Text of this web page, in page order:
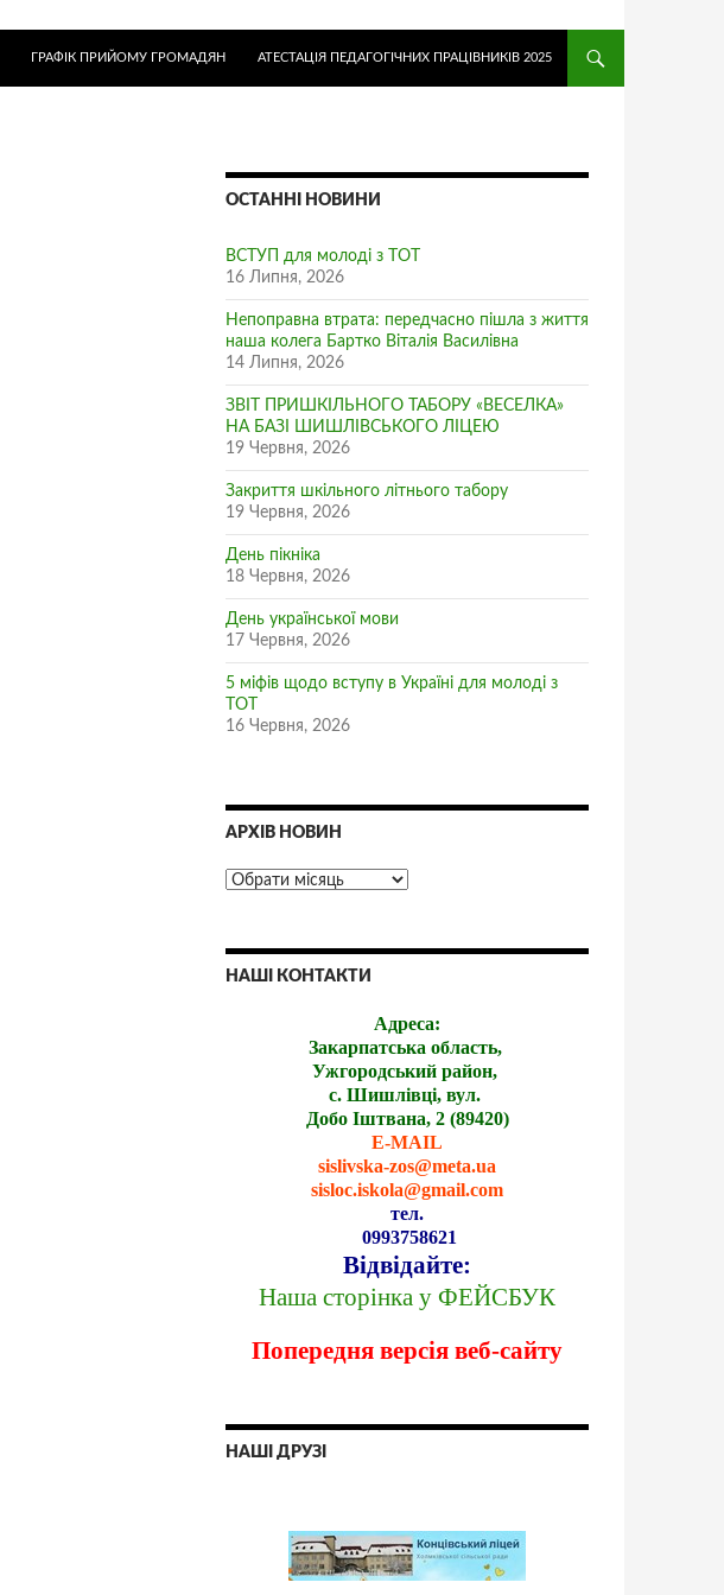
ГРАФІК ПРИЙОМУ ГРОМАДЯН АТЕСТАЦІЯ ПЕДАГОГІЧНИХ ПРАЦІВНИКІВ 2025
ОСТАННІ НОВИНИ
ВСТУП для молоді з ТОТ
16 Липня, 2026
Непоправна втрата: передчасно пішла з життя
наша колега Бартко Віталія Василівна
14 Липня, 2026
ЗВІТ ПРИШКІЛЬНОГО ТАБОРУ «ВЕСЕЛКА»
НА БАЗІ ШИШЛІВСЬКОГО ЛІЦЕЮ
19 Червня, 2026
Закриття шкільного літнього табору
19 Червня, 2026
День пікніка
18 Червня, 2026
День української мови
17 Червня, 2026
5 міфів щодо вступу в Україні для молоді з
ТОТ
16 Червня, 2026
АРХІВ НОВИН
НАШІ КОНТАКТИ
Адреса:
Закарпатська область,
Ужгородський район,
с. Шишлівці, вул.
Добо Іштвана, 2 (89420)
E-MAIL
sislivska-zos@meta.ua
sisloc.iskola@gmail.com
тел.
0993758621
Відвідайте:
Наша сторінка у ФЕЙСБУК
Попередня версія веб-сайту
НАШІ ДРУЗІ